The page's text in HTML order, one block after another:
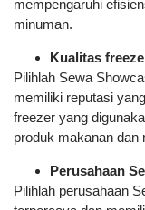
mempengaruhi
minuman.
Kualitas
Pilihlah Sewa
memiliki reputasi
freezer yang
produk makanan dan
Perusahaan
Pilihlah perusahaan